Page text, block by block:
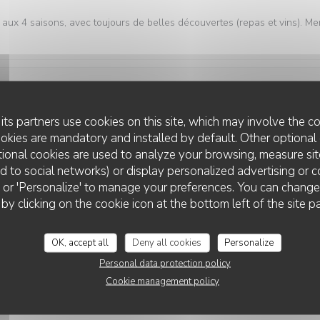
partners use cookies on this site, which may involve the
are mandatory and installed by default. Other optional
cookies are used to analyze your browsing, measure
to social networks) or display personalized advertising or
'Personalize' to manage your preferences. You can
clicking on the cookie icon at the bottom left of the site
OK, accept all Deny all cookies
Personalize
Personal data protection policy
Cookie management policy
4 saisons, avec toujours de belles découvertes (repas et vins).
Service: 5/5 Ambiance:5 /5 Food:5 /5 Value
de découvrir.
: Ambiance
L'AUBERGE AUX 4 SAISONS